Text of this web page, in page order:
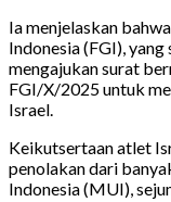
Ia menjelaskan
Indonesia (FGI),
mengajukan surat
FGI/X/2025 untuk
Israel.
Keikutsertaan atlet
penolakan dari
Indonesia (MUI),